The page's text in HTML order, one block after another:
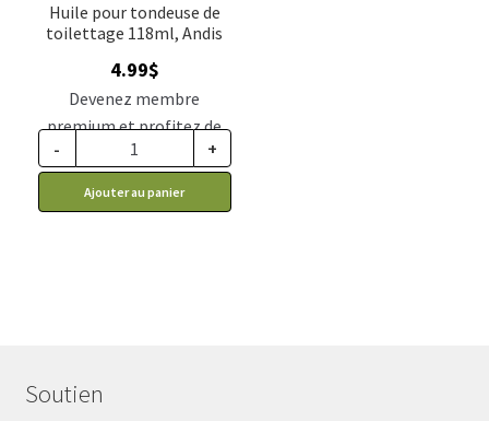
Huile pour tondeuse de
toilettage 118ml, Andis
4.99$
Devenez membre
premium et profitez de
ce prix rabais : 4.12$ CA
- +
Ajouter au panier
Soutien